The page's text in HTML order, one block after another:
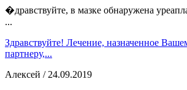
�дравствуйте, в мазке обнаружена
...
Здравствуйте! Лечение, назначенное
партнеру,...
Алексей / 24.09.2019